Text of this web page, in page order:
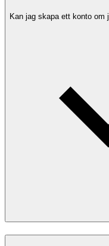
Kan jag skapa ett konto om